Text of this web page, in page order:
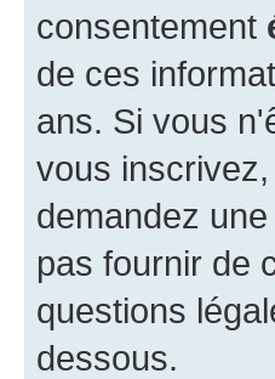
consentement
de ces
ans. Si vous
vous
demandez
pas fournir de
questions
dessous.